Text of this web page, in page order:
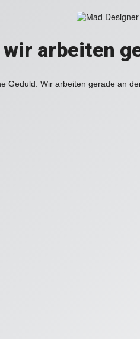
wir arbeiten
Geduld. Wir arbeiten gerade an